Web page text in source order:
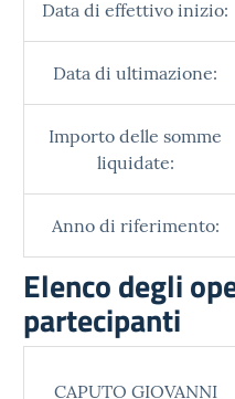
Data di effettivo inizio:
Data di ultimazione:
Importo delle somme
liquidate:
Anno di riferimento:
Elenco degli
partecipanti
CAPUTO GIOVANNI